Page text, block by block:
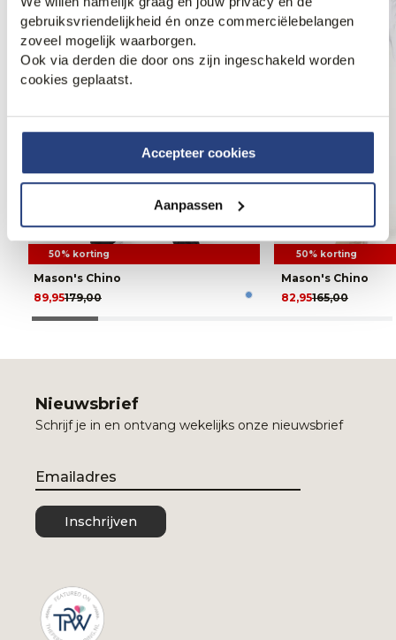
gebruiksvriendelijkheid én onze commerciëlebelangen
zoveel mogelijk waarborgen.
Ook via derden die door ons zijn ingeschakeld worden
cookies geplaatst.
Accepteer cookies
Aanpassen
50% korting
Mason's Chino
179,00
89,95
50% korting
Mason's Chino
165,00
82,95
Nieuwsbrief
Schrijf je in en ontvang wekelijks onze nieuwsbrief
Email
Inschrijven